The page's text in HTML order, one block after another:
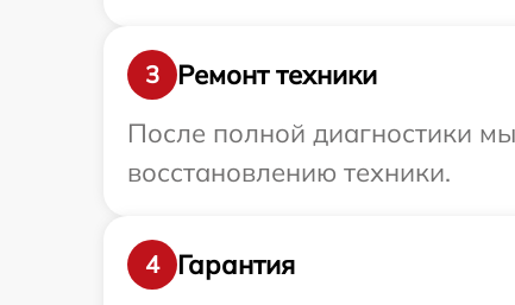
3
Ремонт техники
После полной диагностики
восстановлению техники.
4
Гарантия